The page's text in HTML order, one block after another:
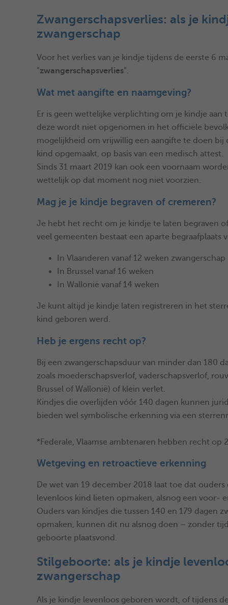
Zwangerschapsverlies: als je
zwangerschap
Voor het verlies van je kindje tijdens de eerste 6
“zwangerschapsverlies”.
Wat met aangifte en naamgeving?
Er is geen wettelijke verplichting om je kindje aan
deze wordt niet opgenomen in het officiële
mogelijkheid om vrijwillig een aangifte te doen bij
kind opgemaakt, op basis van een medisch attest.
Sinds 31 maart 2019 kan ook een voornaam
wettelijk op dat moment nog niet voorzien.
Mag je je kindje begraven of cremeren?
Je hebt het recht om je kindje te laten begraven
veel gemeenten bestaat een aparte begraafplaats
In Vlaanderen vanaf 12 weken zwangerschap
In Brussel vanaf 16 weken
In Wallonië vanaf 14 weken
Je kunt altijd je kindje laten registreren in het
kind geboren werd.
Heb je ergens recht op?
Bij een zwangerschapsduur van minder dan 180
zoals moederschapsverlof, vaderschapsverlof,
Brussel of Wallonië) of klein verlet.
Kindjes die overlijden vóór 140 dagen kunnen
bieden wel symbolische erkenning via een
*Federale, Vlaamse ambtenaren hebben recht op
Wetgeving en retroactieve erkenning
De wet van 19 december 2018 laat toe dat
levenloos kind lieten opmaken, alsnog een voor-
Ouders van kindjes die tussen 140 en 179 dagen
opmaken, kunnen dit nu alsnog doen – zonder
geboorte plaatsvond.
Stilgeboorte: als je kindje
zwangerschap
Als je kindje levenloos geboren wordt, of tijdens